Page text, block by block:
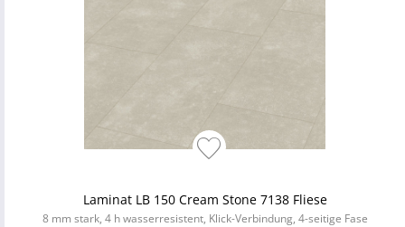
Laminat LB 150 Cream Stone 7138 Fliese
8 mm stark, 4 h wasserresistent, Klick-Verbindung, 4-seitige Fase